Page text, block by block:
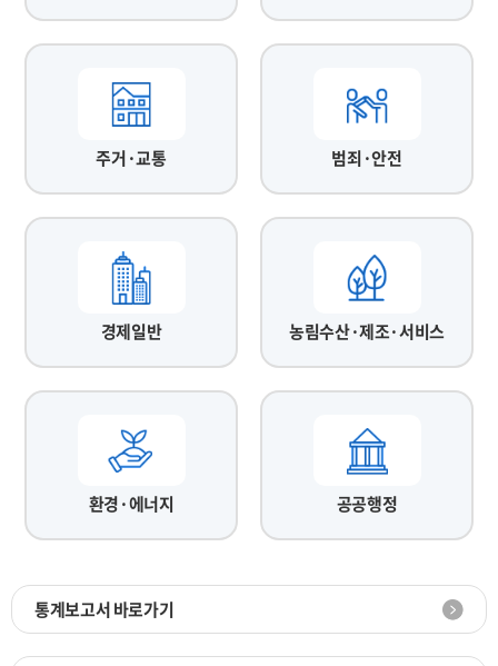
주거·교통 범죄·안전
경제일반 농림수산·제조·서비스
환경·에너지 공공행정
통계보고서 바로가기